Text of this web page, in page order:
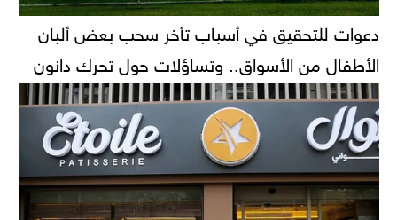
دعوات للتحقيق في أسباب تأخر سحب بعض ألبان
الأطفال من الأسواق.. وتساؤلات حول تحرك دانون